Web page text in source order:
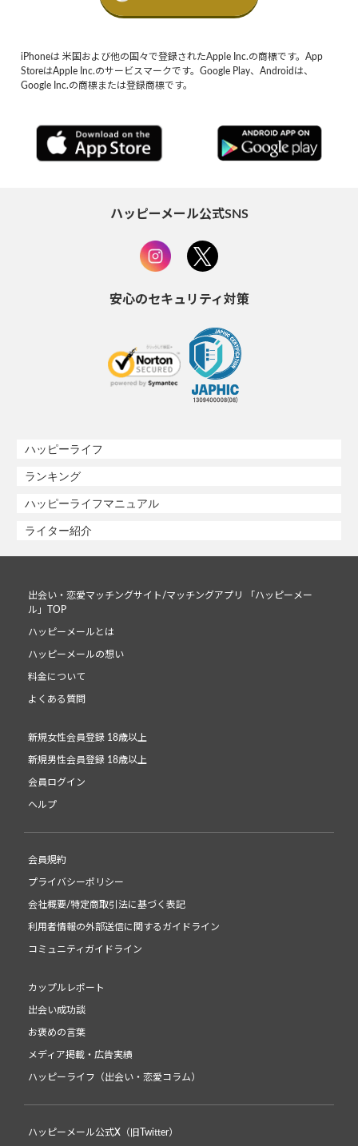
iPhoneは 米国および他の国々で登録されたApple Inc.の商標です。App
StoreはApple Inc.のサービスマークです。Google Play、Androidは、
Google Inc.の商標または登録商標です。
ハッピーメール公式SNS
安心のセキュリティ対策
ハッピーライフ
ランキング
ハッピーライフマニュアル
ライター紹介
出会い・恋愛マッチングサイト/マッチングアプリ 「ハッピーメー
ル」TOP
ハッピーメールとは
ハッピーメールの想い
料金について
よくある質問
新規女性会員登録 18歳以上
新規男性会員登録 18歳以上
会員ログイン
ヘルプ
会員規約
プライバシーポリシー
会社概要/特定商取引法に基づく表記
利用者情報の外部送信に関するガイドライン
コミュニティガイドライン
カップルレポート
出会い成功談
お褒めの言葉
メディア掲載・広告実績
ハッピーライフ（出会い・恋愛コラム）
ハッピーメール公式X（旧Twitter）